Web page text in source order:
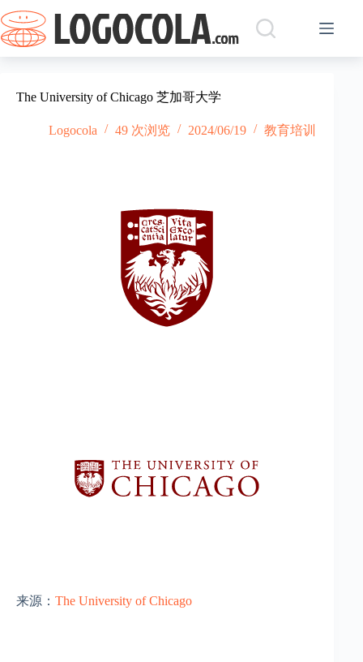
过
内
容
The University of Chicago 芝加哥大学
Logocola 49 次浏览 2024/06/19 教育培训
来源： The University of Chicago